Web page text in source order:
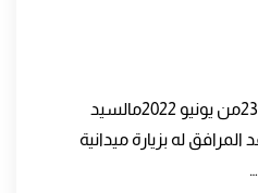
قام يوم الخميس الموافق 23من يونيو 2022مالسيد
له بزيارة ميدانية